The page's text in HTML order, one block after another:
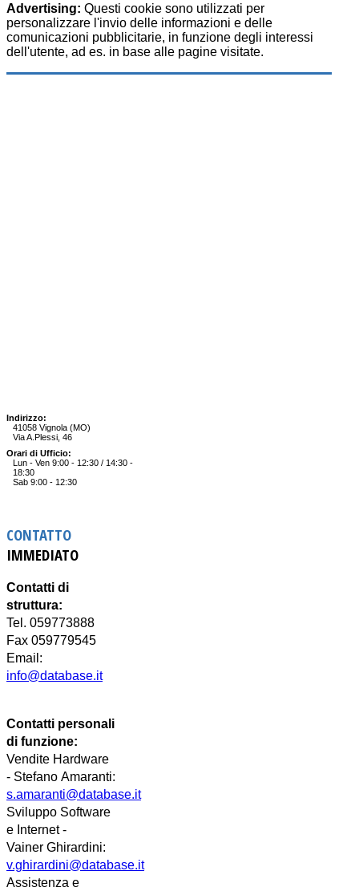
Advertising: Questi cookie sono utilizzati per
personalizzare l'invio delle informazioni e delle
comunicazioni pubblicitarie, in funzione degli interessi
dell'utente, ad es. in base alle pagine visitate.
Indirizzo:
41058 Vignola (MO)
Via A.Plessi, 46
Orari di Ufficio:
Lun - Ven 9:00 - 12:30 / 14:30 -
18:30
Sab 9:00 - 12:30
CONTATTO
IMMEDIATO
Contatti di
struttura:
Tel. 059773888
Fax 059779545
Email:
info@database.it
Contatti personali
di funzione:
Vendite Hardware
- Stefano Amaranti:
s.amaranti@database.it
Sviluppo Software
e Internet -
Vainer Ghirardini:
v.ghirardini@database.it
Assistenza e